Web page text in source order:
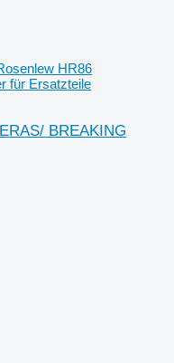
HR86
für Ersatzteile
BREAKING